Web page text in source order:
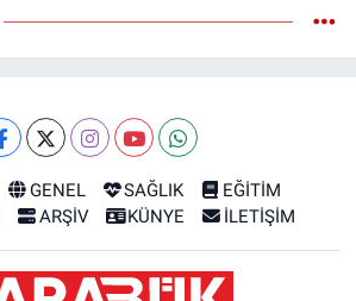
GENEL SAĞLIK
EĞİTİM
ARŞİV KÜNYE İLETİŞİM